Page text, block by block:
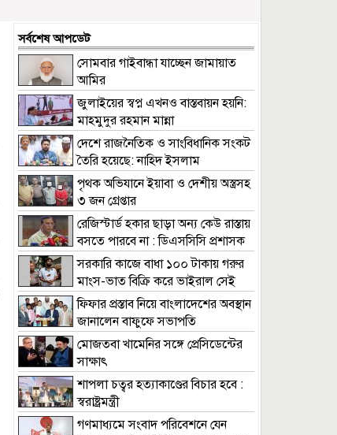
সর্বশেষ আপডেট
সোমবার গাইবান্ধা যাচ্ছেন জামায়াত
আমির
জুলাইয়ের স্বপ্ন এখনও বাস্তবায়ন হয়নি:
মাহমুদুর রহমান মান্না
দেশে রাজনৈতিক ও সাংবিধানিক সংকট
তৈরি হয়েছে: নাহিদ ইসলাম
পৃথক অভিযানে ইয়াবা ও দেশীয় অস্ত্রসহ
৩ জন গ্রেপ্তার
রেজিস্টার্ড হকার ছাড়া অন্য কেউ রাস্তায়
বসতে পারবে না : ডিএসসিসি প্রশাসক
সরকারি কাজে বাধা ১০০ টাকায় গরুর
মাংস-ভাত বিক্রি করে ভাইরাল সেই
মিজান গ্রেফতারফিফার প্রস্তাব নিয়ে বাংলাদেশের অবস্থান
জানালেন বাফুফে সভাপতি
মোজতবা খামেনির সঙ্গে প্রেসিডেন্টের
সাক্ষাৎ
শাপলা চত্বর হত্যাকাণ্ডের বিচার হবে :
স্বরাষ্ট্রমন্ত্রী
গণমাধ্যমে সংবাদ পরিবেশনে যেন